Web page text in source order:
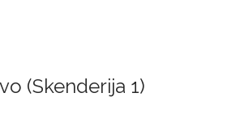
(Skenderija 1)